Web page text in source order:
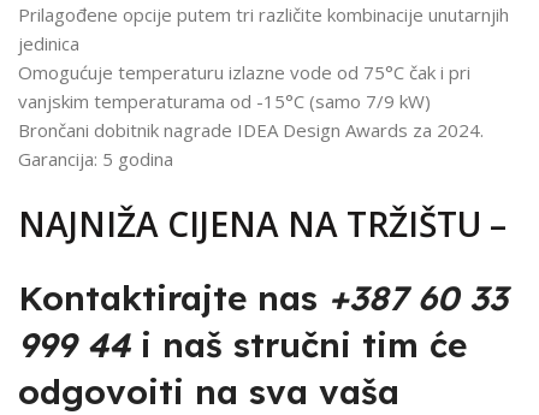
Prilagođene opcije putem tri različite kombinacije unutarnjih
jedinica
Omogućuje temperaturu izlazne vode od 75°C čak i pri
vanjskim temperaturama od -15°C (samo 7/9 kW)
Brončani dobitnik nagrade IDEA Design Awards za 2024.
Garancija: 5 godina
NAJNIŽA CIJENA NA TRŽIŠTU –
Kontaktirajte nas +387 60 33
999 44i naš stručni tim će
odgovoiti na sva vaša